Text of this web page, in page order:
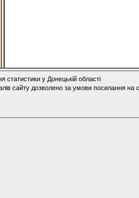
у Донецькій області
сайту дозволено за умови посилання на